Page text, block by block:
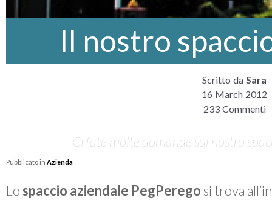
Il nostro
Scritto da Sara
16 March 2012
233 Commenti
Ci fate molte domande sul nostro
Pubblicato in Azienda
Lo spaccio aziendale PegPerego si trova